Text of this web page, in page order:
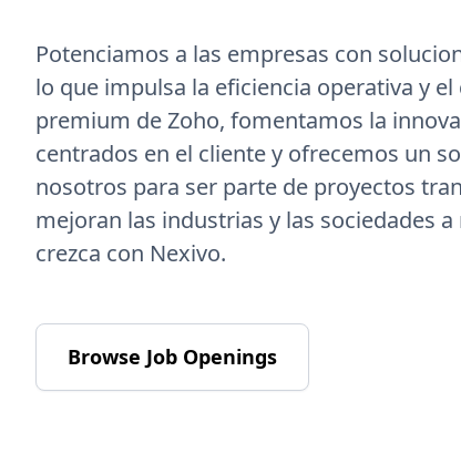
Potenciamos a las empresas con
lo que impulsa la eficiencia operativa y
premium de Zoho, fomentamos la
centrados en el cliente y ofrecemos un
nosotros para ser parte de proyectos
mejoran las industrias y las sociedades
crezca con Nexivo.
Browse Job Openings